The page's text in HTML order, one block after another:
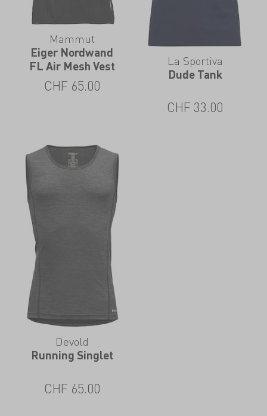
Mammut
Eiger Nordwand
FL Air Mesh Vest
CHF 65.00
La Sportiva
Dude Tank
CHF 33.00
Devold
Running Singlet
CHF 65.00